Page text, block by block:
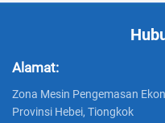
Alamat:
Zona Mesin Pengemasan
Provinsi Hebei, Tiongkok